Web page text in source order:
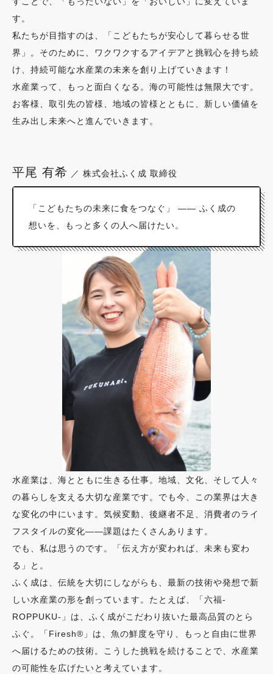
す。
私たちが目指すのは、「こどもたちが安心して暮らせる世
界」。そのために、ワクワクするアイデアと挑戦心を持ち続
け、持続可能な水産業の未来を創り上げていきます！
水産業って、もっと面白くなる。海の可能性は無限大です。
お客様、取引先の皆様、地域の皆様とともに、新しい価値を
生み出し未来へと進んでいきます。
平尾 有希 ／ 株式会社ふく成 取締役
「こどもたちの未来に食をつなぐ」 —— ふく成の
想いを、もっと多くの人へ届けたい。
水産業は、海とともに生きる仕事。地域、文化、そして人々
の暮らしを支える大切な産業です。でも今、この業界は大き
な変化の中にいます。気候変動、後継者不足、消費者のライ
フスタイルの変化——課題はたくさんあります。
でも、私は思うのです。「伝え方が変われば、未来も変わ
る」と。
ふく成は、伝統を大切にしながらも、最新の技術や発想で新
しい水産業の形を創っています。たとえば、「六福-
ROPPUKU-」は、ふく成がこだわり抜いた最高品質のとら
ふぐ。「Firesh®」は、魚の鮮度を守り、もっと自由に世界
へ届けるための技術。こうした挑戦を続けることで、水産業
の可能性を広げたいと考えています。